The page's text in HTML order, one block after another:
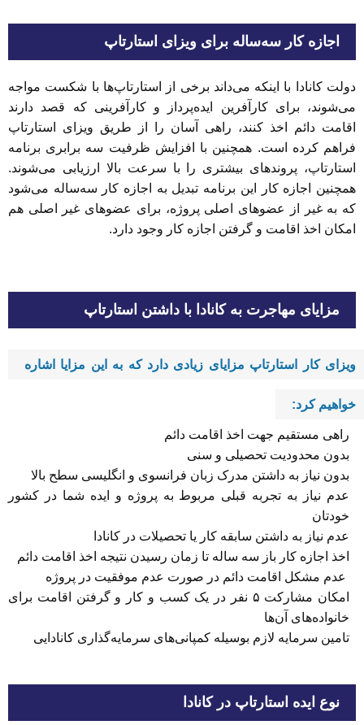
اجازه کار سه‌ساله برای ویزای استارتاپ
دولت کانادا با اینکه می‌داند برخی از استارتاپ‌ها با شکست مواجه
می‌شوند، برای کارآفرین ایده‌پرداز و کارآفرینی که قصد دارند
اقامت دائم اخذ کنند، راهی آسان را از طریق ویزای استارتاپ
فراهم کرده است. همچنین با افزایش ظرفیت سه برابری برنامه
استارتاپ، پروندهای بیشتری را با سرعت بالا ارزیابی می‌شوند.
همچنین اجازه کار این برنامه تبدیل به اجازه کار سه‌ساله می‌شود
که به غیر از عضوهای اصلی پروژه، برای عضوهای غیر اصلی هم
امکان اخذ اقامت و گرفتن اجازه کار وجود دارد.
مزایای مهاجرت به کانادا با داشتن استارتاپ
ویزای کار استارتاپ مزایای زیادی دارد که به این مزایا اشاره
خواهیم کرد:
راهی مستقیم جهت اخذ اقامت دائم
بدون محدودیت تحصیلی و سنی
بدون نیاز به داشتن مدرک زبان فرانسوی و انگلیسی سطح بالا
‌عدم نیاز به تجربه قبلی مربوط به پروژه و ایده شما در کشور
خودتان
‌عدم نیاز به داشتن سابقه کار یا تحصیلات در کانادا
اخذ اجازه کار باز سه‌ ساله تا زمان رسیدن نتیجه اخذ اقامت دائم
‌ عدم مشکل اقامت دائم در صورت‌ عدم موفقیت در پروژه
امکان مشارکت ۵ نفر در یک کسب و کار و گرفتن اقامت برای
خانواده‌های آن‌ها
تامین سرمایه لازم بوسیله کمپانی‌های سرمایه‌گذاری کانادایی
نوع ایده استارتاپ در کانادا